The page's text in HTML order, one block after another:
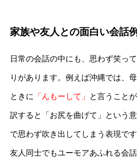
家族や友人との面白い会話例
日常の会話の中にも、思わず笑っ
りがあります。例えば沖縄では、
ときに 「んもーして」 と言うこと
訳すると「お尻を曲げて」という
で思わず吹き出してしまう表現です
友人同士でもユーモアあふれる会